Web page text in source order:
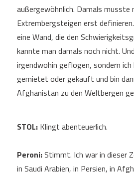
außergewöhnlich. Damals musste
Extrembergsteigen erst
eine Wand, die den
kannte man damals noch nicht.
irgendwohin geflogen, sondern ich
gemietet oder gekauft und bin
Afghanistan zu den Weltbergen
STOL:Klingt abenteuerlich.
Peroni:Stimmt. Ich war in dieser
in Saudi Arabien, in Persien, in